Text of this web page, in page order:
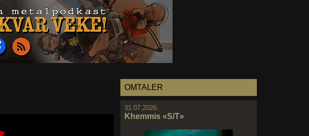
OMTALER
31.07.2026:
Khemmis «S/T»